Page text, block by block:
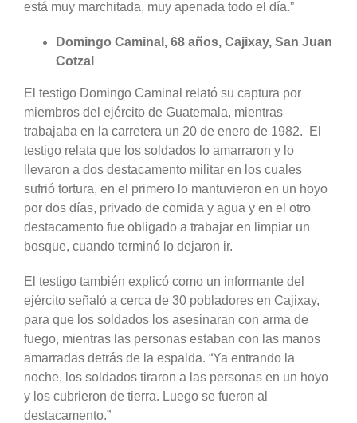
está muy marchitada, muy apenada todo el día.”
Domingo Caminal, 68 años, Cajixay, San Juan
Cotzal
El testigo Domingo Caminal relató su captura por
miembros del ejército de Guatemala, mientras
trabajaba en la carretera un 20 de enero de 1982. El
testigo relata que los soldados lo amarraron y lo
llevaron a dos destacamento militar en los cuales
sufrió tortura, en el primero lo mantuvieron en un hoyo
por dos días, privado de comida y agua y en el otro
destacamento fue obligado a trabajar en limpiar un
bosque, cuando terminó lo dejaron ir.
El testigo también explicó como un informante del
ejército señaló a cerca de 30 pobladores en Cajixay,
para que los soldados los asesinaran con arma de
fuego, mientras las personas estaban con las manos
amarradas detrás de la espalda. “Ya entrando la
noche, los soldados tiraron a las personas en un hoyo
y los cubrieron de tierra. Luego se fueron al
destacamento.”